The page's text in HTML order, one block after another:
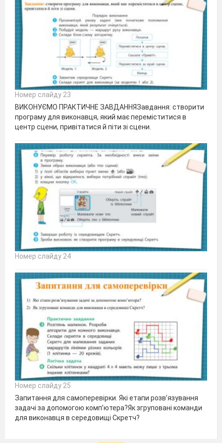
Номер слайду 23
ВИКОНУЄМО ПРАКТИЧНЕ ЗАВДАННЯЗавдання: створити
програму для виконавця, який має переміститися в
центр сцени, привітатися й піти зі сцени.
Номер слайду 24
Номер слайду 25
Запитання для самоперевірки. Які етапи розв’язування
задачі за допомогою комп’ютера?Як згруповані команди
для виконавця в середовищі Скретч?